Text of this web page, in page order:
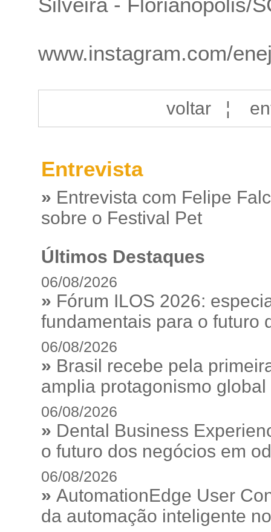
www.instagram.com/
voltar¦
Entrevista
» Entrevista com Felipe
sobre o Festival Pet
Últimos Destaques
06/08/2026
» Fórum ILOS 2026:
fundamentais para o futuro
06/08/2026
» Brasil recebe pela
amplia protagonismo
06/08/2026
» Dental Business
o futuro dos negócios em
06/08/2026
» AutomationEdge User
da automação inteligente